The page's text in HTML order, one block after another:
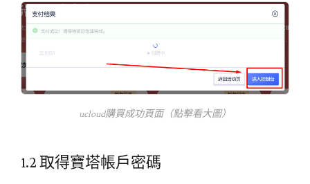
ucloud購買成功頁面（點擊看大圖）
1.2 取得寶塔帳戶密碼